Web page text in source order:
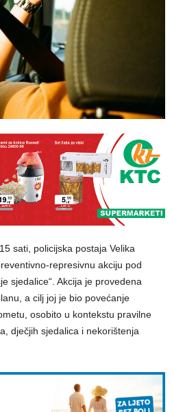
sati, policijska postaja Velika
represivnu akciju pod
sjedalice“. Akcija je provedena
a cilj joj je bio povećanje
osobito u kontekstu pravilne
dječjih sjedalica i nekorištenja